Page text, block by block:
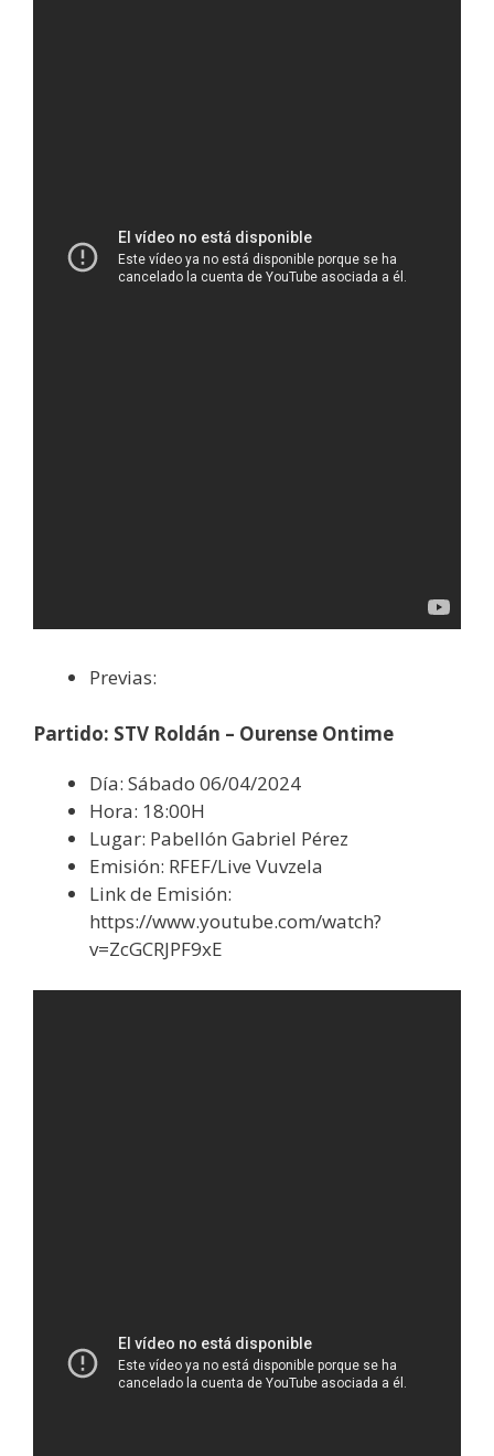
Previas:
Partido: STV Roldán – Ourense Ontime
Día: Sábado 06/04/2024
Hora: 18:00H
Lugar: Pabellón Gabriel Pérez
Emisión: RFEF/Live Vuvzela
Link de Emisión:
https://www.youtube.com/watch?
v=ZcGCRJPF9xE